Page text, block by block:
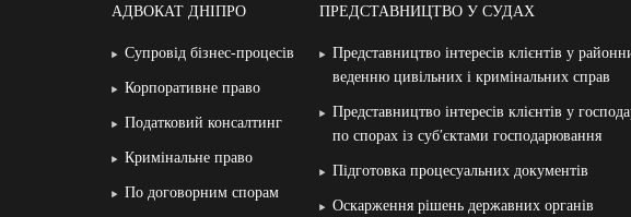
АДВОКАТ ДНІПРО
Супровід бізнес-процесів
Корпоративне право
Податковий консалтинг
Кримінальне право
По договорним спорам
ПРЕДСТАВНИЦТВО У СУДАХ
Представництво інтересів клієнтів у
веденню цивільних і кримінальних справ
Представництво інтересів клієнтів у
по спорах із суб′єктами господарювання
Підготовка процесуальних документів
Оскарження рішень державних органів